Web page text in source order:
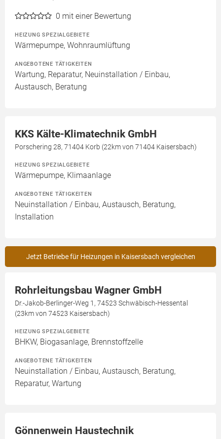
0 mit einer Bewertung
HEIZUNG SPEZIALGEBIETE
Wärmepumpe, Wohnraumlüftung
ANGEBOTENE TÄTIGKEITEN
Wartung, Reparatur, Neuinstallation / Einbau,
Austausch, Beratung
KKS Kälte-Klimatechnik GmbH
Porschering 28, 71404 Korb (22km von 71404 Kaisersbach)
HEIZUNG SPEZIALGEBIETE
Wärmepumpe, Klimaanlage
ANGEBOTENE TÄTIGKEITEN
Neuinstallation / Einbau, Austausch, Beratung,
Installation
Jetzt Betriebe für Heizungen in Kaisersbach vergleichen
Rohrleitungsbau Wagner GmbH
Dr.-Jakob-Berlinger-Weg 1, 74523 Schwäbisch-Hessental
(23km von 74523 Kaisersbach)
HEIZUNG SPEZIALGEBIETE
BHKW, Biogasanlage, Brennstoffzelle
ANGEBOTENE TÄTIGKEITEN
Neuinstallation / Einbau, Austausch, Beratung,
Reparatur, Wartung
Gönnenwein Haustechnik